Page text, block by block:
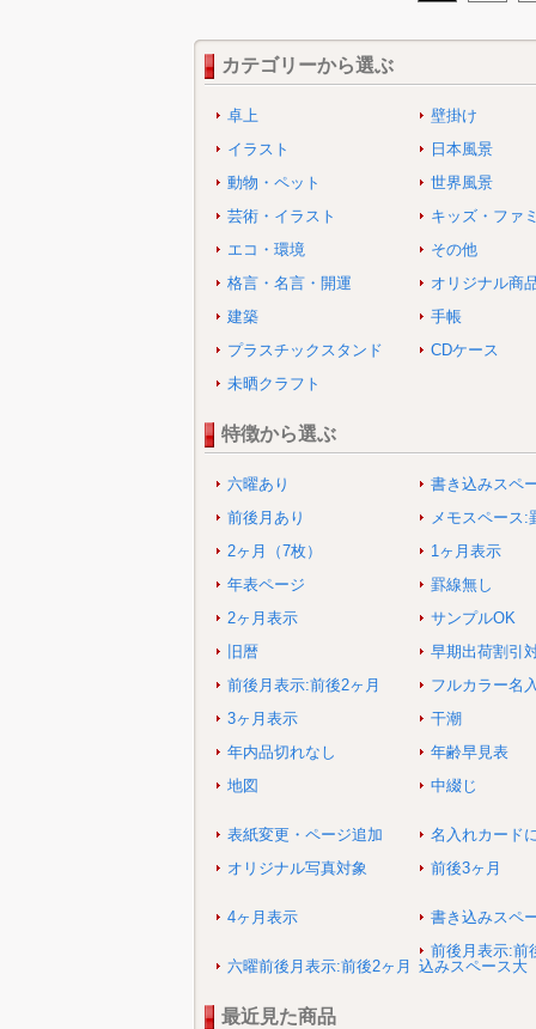
カテゴリーから選ぶ
卓上
壁掛け
イラスト
日本風景
動物・ペット
世界風景
芸術・イラスト
キッズ・ファ
エコ・環境
その他
格言・名言・開運
オリジナル商
建築
手帳
プラスチックスタンド
CDケース
未晒クラフト
特徴から選ぶ
六曜あり
書き込みスペ
前後月あり
メモスペース:
2ヶ月（7枚）
1ヶ月表示
年表ページ
罫線無し
2ヶ月表示
サンプルOK
旧暦
早期出荷割引
前後月表示:前後2ヶ月
フルカラー名
3ヶ月表示
干潮
年内品切れなし
年齢早見表
地図
中綴じ
表紙変更・ページ追加
名入れカード
オリジナル写真対象
前後3ヶ月
4ヶ月表示 書き込みスペ
六曜前後月表示:前後2ヶ月
前後月表示:前
込みスペース大
最近見た商品